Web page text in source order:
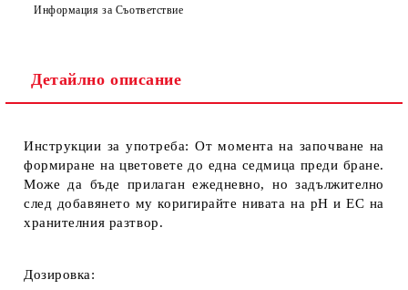
Информация за Съответствие
Детайлно описание
Инструкции за употреба:От момента на започване на
формиране на цветовете до една седмица преди бране.
Може да бъде прилаган ежедневно, но задължително
след добавянето му коригирайте нивата на pH и ЕС на
хранителния разтвор.
Дозировка: